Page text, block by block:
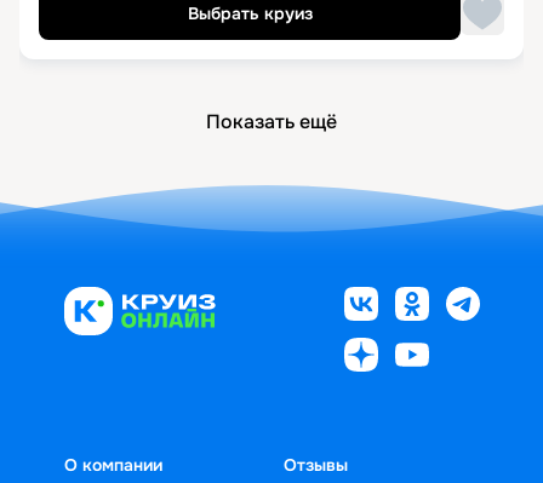
Выбрать круиз
Показать ещё
О компании
Отзывы